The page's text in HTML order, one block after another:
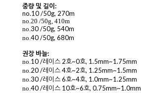
중량 및 길이:
no.10 /50g, 270m
no.20 /50g, 410m
no.30 /50g, 540m
no.40 /50g, 680m
권장 바늘:
no.10 /레이스 2호~0호, 1.5mm~1.75mm
no.20 /레이스 4호~2호, 1.25mm~1.5mm
no.30 /레이스 6호~4호, 1.0mm~1.25mm
no.40 /레이스 10호~6호, 0.75mm~1.0mm